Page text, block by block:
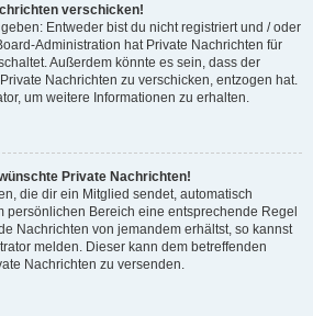
verschicken!
Entweder bist du nicht registriert und / oder
Administration hat Private Nachrichten für
Außerdem könnte es sein, dass der
Nachrichten zu verschicken, entzogen hat.
um weitere Informationen zu erhalten.
Private Nachrichten!
die dir ein Mitglied sendet, automatisch
persönlichen Bereich eine entsprechende Regel
Nachrichten von jemandem erhältst, so kannst
melden. Dieser kann dem betreffenden
Nachrichten zu versenden.